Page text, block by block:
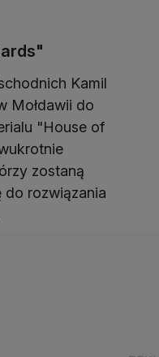
Kamil
Mołdawii do
"House of
zostaną
rozwiązania